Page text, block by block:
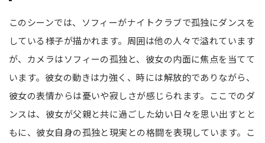
このシーンでは、ソフィーがナイトクラブで孤独にダンスを
している様子が描かれます。周囲は他の人々で溢れています
が、カメラはソフィーの孤独と、彼女の内面に焦点を当てて
います。彼女の動きは力強く、時には解放的でありながら、
彼女の表情からは憂いや寂しさが感じられます。ここでのダ
ンスは、彼女が父親と共に過ごした幼い日々を思い出すとと
もに、彼女自身の孤独と現実との格闘を表現しています。こ